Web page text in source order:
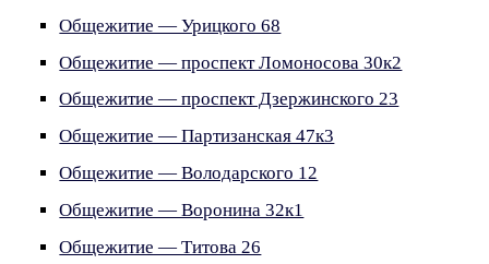
Общежитие — Урицкого 68
Общежитие — проспект Ломоносова 30к2
Общежитие — проспект Дзержинского 23
Общежитие — Партизанская 47к3
Общежитие — Володарского 12
Общежитие — Воронина 32к1
Общежитие — Титова 26